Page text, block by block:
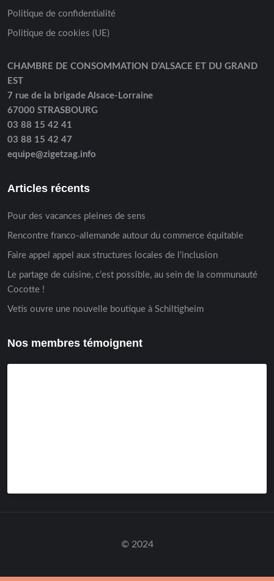
Politique de confidentialité
Politique de cookies (UE)
CHAMBRE DE CONSOMMATION D’ALSACE ET DU GRAND
EST
7 rue de la brigade Alsace-Lorraine
67000 STRASBOURG
03 88 15 42 41
03 88 15 42 47
equipe@zigetzag.info
Articles récents
Pour des vacances pleines de sens
Rencontre franco-allemande autour du commerce équitable
Faire appel appel aux structures locales de l’inclusion
Le partage de cuisine, c’est possible, au sein de la communauté
Cocotte !
Vetis ouvre une nouvelle boutique à Schiltigheim
Nos membres témoignent
© 2024